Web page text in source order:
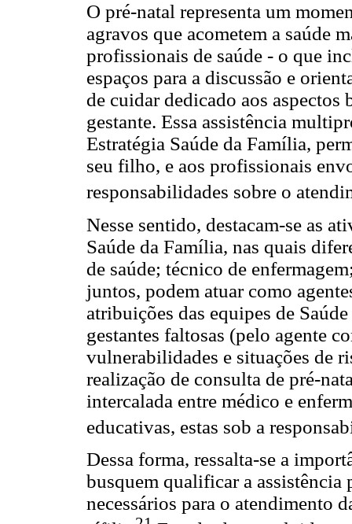
O pré-natal representa um
agravos que acometem a saúde
profissionais de saúde - o que
espaços para a discussão e
de cuidar dedicado aos
gestante. Essa assistência
Estratégia Saúde da Família,
seu filho, e aos profissionais
responsabilidades sobre o
Nesse sentido, destacam-se as
Saúde da Família, nas quais
de saúde; técnico de
juntos, podem atuar como
atribuições das equipes de
gestantes faltosas (pelo agente
vulnerabilidades e situações de
realização de consulta de pré-
intercalada entre médico e
educativas, estas sob a
Dessa forma, ressalta-se a
busquem qualificar a assistência
necessários para o atendimento